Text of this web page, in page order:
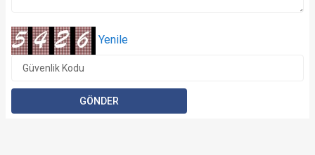
Yenile